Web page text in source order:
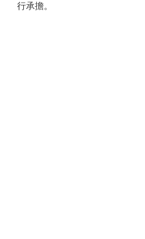
行承擔。